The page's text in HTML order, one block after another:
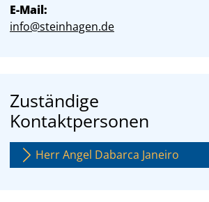
E-Mail:
info@steinhagen.de
Zuständige
Kontaktpersonen
Herr Angel Dabarca Janeiro